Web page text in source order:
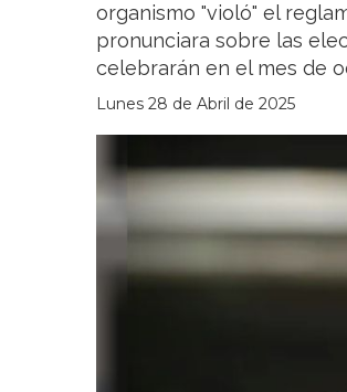
organismo "violó" el
pronunciara sobre las
celebrarán en el mes de
Lunes 28 de Abril de 2025